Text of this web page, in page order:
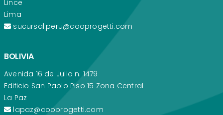
Lince
Lima
sucursal.peru@cooprogetti.com
BOLIVIA
Avenida 16 de Julio n. 1479
Edificio San Pablo Piso 15 Zona Central
La Paz
lapaz@cooprogetti.com